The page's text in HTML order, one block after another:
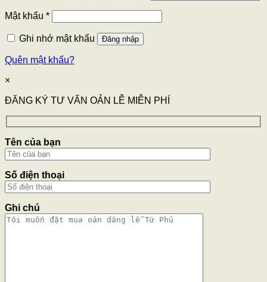
Mật khẩu *
Ghi nhớ mật khẩu Đăng nhập
Quên mật khẩu?
×
ĐĂNG KÝ TƯ VẤN OẢN LỄ MIỄN PHÍ
Tên của bạn
Số điện thoại
Ghi chú